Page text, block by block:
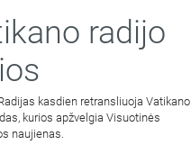
radijo
kasdien retransliuoja Vatikano
kurios apžvelgia Visuotinės
naujienas.